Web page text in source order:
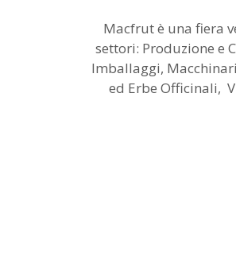
Macfrut è una fiera
settori: Produzione e
Imballaggi,
ed Erbe Officinali,